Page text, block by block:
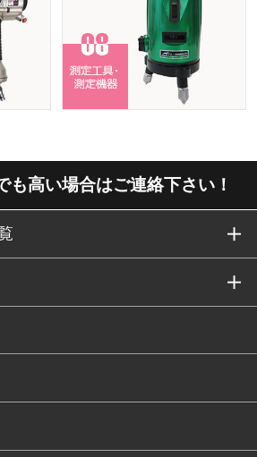
も高い場合はご連絡下さい！